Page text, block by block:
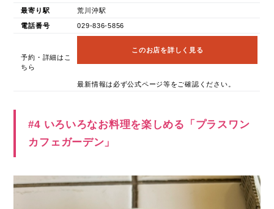
最寄り駅 荒川沖駅
電話番号 029-836-5856
予約・詳細はこ
ちら
このお店を詳しく見る
最新情報は必ず公式ページ等をご確認ください。
#4 いろいろなお料理を楽しめる「プラスワン
カフェガーデン」